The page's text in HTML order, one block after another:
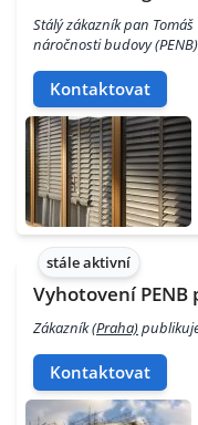
Stálý zákazník pan
náročnosti budovy (PENB)
Kontaktovat
stále aktivní
Vyhotovení PENB
Zákazník(Praha)
Kontaktovat